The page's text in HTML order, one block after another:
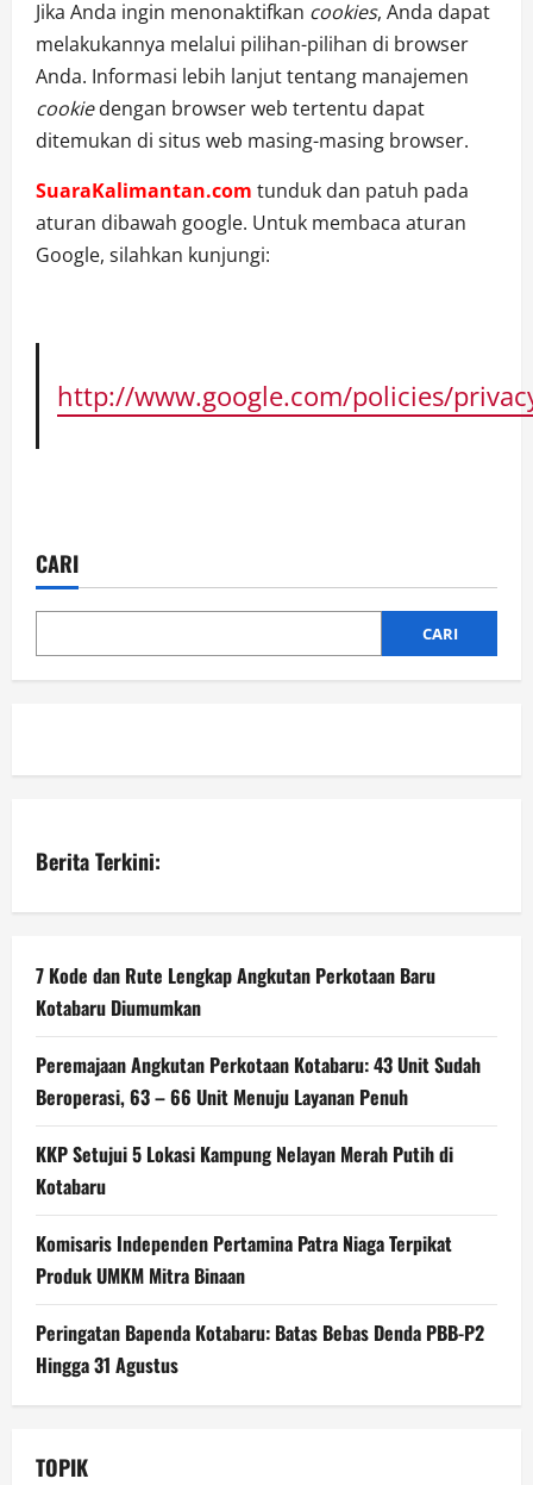
Jika Anda ingin menonaktifkan cookies, Anda dapat
melakukannya melalui pilihan-pilihan di browser
Anda. Informasi lebih lanjut tentang manajemen
cookiedengan browser web tertentu dapat
ditemukan di situs web masing-masing browser.
SuaraKalimantan.com tunduk dan patuh pada
aturan dibawah google. Untuk membaca aturan
Google, silahkan kunjungi:
http://www.google.com/policies/
CARI
CARI
Berita Terkini:
7 Kode dan Rute Lengkap Angkutan Perkotaan Baru
Kotabaru Diumumkan
Peremajaan Angkutan Perkotaan Kotabaru: 43 Unit Sudah
Beroperasi, 63 – 66 Unit Menuju Layanan Penuh
KKP Setujui 5 Lokasi Kampung Nelayan Merah Putih di
Kotabaru
Komisaris Independen Pertamina Patra Niaga Terpikat
Produk UMKM Mitra Binaan
Peringatan Bapenda Kotabaru: Batas Bebas Denda PBB-P2
Hingga 31 Agustus
TOPIK